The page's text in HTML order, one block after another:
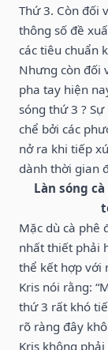
Thứ 3. Còn đối
thông số đề
các tiêu chuẩn
Nhưng còn đối
pha tay hiện
sóng thứ 3 ?
chể bởi các
nở ra khi tiếp
dành thời gian
Làn sóng
Mặc dù cà phê
nhất thiết phải
thể kết hợp với
Kris nói rằng:
thứ 3 rất khó
rõ ràng đây
Kris không